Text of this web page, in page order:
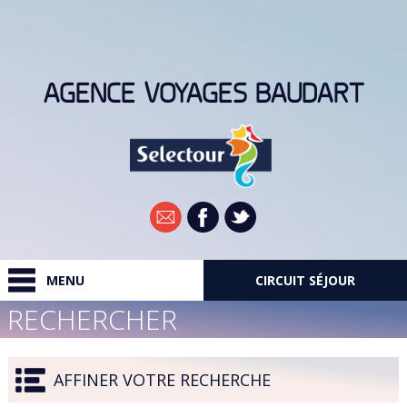
AGENCE VOYAGES BAUDART
Newsletter
MENU CIRCUIT SÉJOUR
RECHERCHER
RECHERCHER
AFFINER VOTRE RECHERCHE